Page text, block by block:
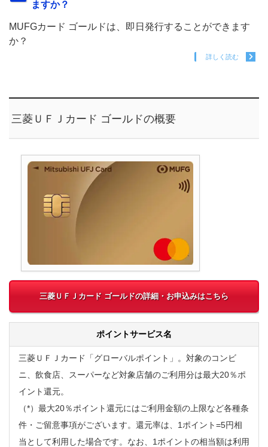
ますか？
MUFGカード ゴールドは、即日発行することができます
か？
詳しく読む
三菱ＵＦＪカード ゴールドの概要
三菱ＵＦＪカード ゴールドの詳細・お申込みはこちら
ポイントサービス名
三菱ＵＦＪカード「グローバルポイント」。対象のコンビ
ニ、飲食店、スーパーなど対象店舗のご利用分は最大20％ポ
イント還元。
（*）最大20％ポイント還元にはご利用金額の上限など各種条
件・ご留意事項がございます。還元率は、1ポイント=5円相
当として利用した場合です。なお、1ポイントの相当額は利用